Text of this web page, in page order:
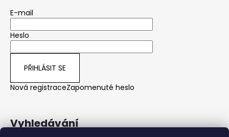
E-mail
Heslo
PŘIHLÁSIT SE
Nová registraceZapomenuté heslo
Vyhledávání